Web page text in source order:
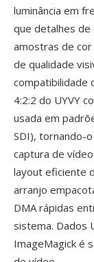
luminância em
que detalhes de
amostras de
de qualidade
compatibilidade
4:2:2 do UYVY
usada em
SDI), tornando-
captura de
layout eficiente
arranjo
DMA rápidas
sistema. Dados
ImageMagick é